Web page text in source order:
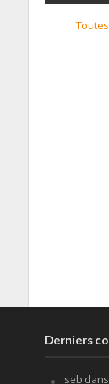
Derniers
seb dans